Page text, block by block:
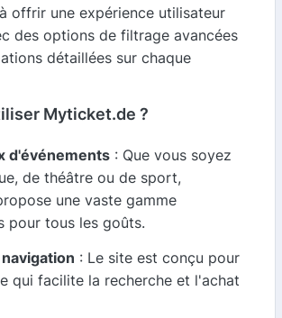
offrir une expérience utilisateur
des options de filtrage avancées
détaillées sur chaque
Myticket.de ?
d'événements : Que vous soyez
de théâtre ou de sport,
une vaste gamme
pour tous les goûts.
: Le site est conçu pour
qui facilite la recherche et l'achat